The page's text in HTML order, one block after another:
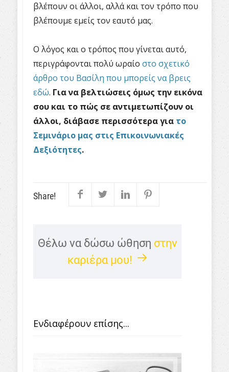
βλέπουν οι άλλοι, αλλά και τον τρόπο που
βλέπουμε εμείς τον εαυτό μας.
Ο λόγος και ο τρόπος που γίνεται αυτό,
περιγράφονται πολύ ωραίο στο σχετικό
άρθρο του Βασίλη που μπορείς να βρεις
εδώ. Για να βελτιώσεις όμως την εικόνα
σου και το πώς σε αντιμετωπίζουν οι
άλλοι, διάβασε περισσότερα για το
Σεμινάριο μας στις Επικοινωνιακές
Δεξιότητες.
Share!
Θέλω να δώσω ώθηση στην
καριέρα μου!
Ενδιαφέρουν επίσης...